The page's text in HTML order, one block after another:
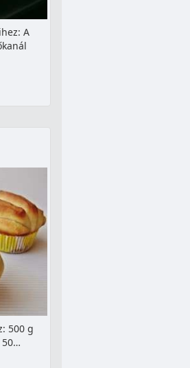
A
500 g
50…